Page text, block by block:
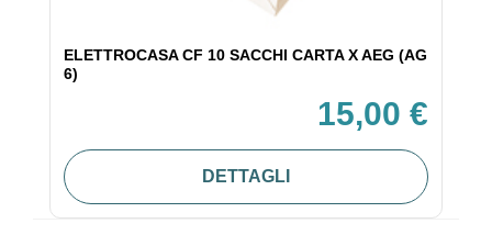
ELETTROCASA CF 10 SACCHI CARTA X AEG (AG
6)
15,00 €
DETTAGLI